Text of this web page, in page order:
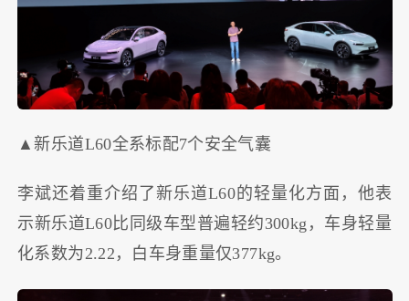
▲新乐道L60全系标配7个安全气囊
李斌还着重介绍了新乐道L60的轻量化方面，他表
示新乐道L60比同级车型普遍轻约300kg，车身轻量
化系数为2.22，白车身重量仅377kg。